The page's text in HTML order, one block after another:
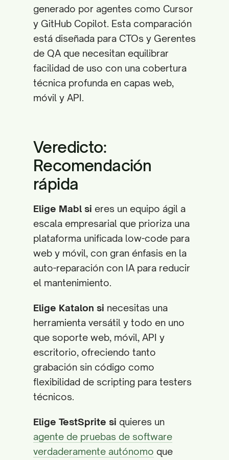
generado por agentes como Cursor
y GitHub Copilot. Esta comparación
está diseñada para CTOs y Gerentes
de QA que necesitan equilibrar
facilidad de uso con una cobertura
técnica profunda en capas web,
móvil y API.
Veredicto:
Recomendación
rápida
Elige Mabl si eres un equipo ágil a
escala empresarial que prioriza una
plataforma unificada low-code para
web y móvil, con gran énfasis en la
auto-reparación con IA para reducir
el mantenimiento.
Elige Katalon si necesitas una
herramienta versátil y todo en uno
que soporte web, móvil, API y
escritorio, ofreciendo tanto
grabación sin código como
flexibilidad de scripting para testers
técnicos.
Elige TestSprite si quieres un
agente de pruebas de software
verdaderamente autónomo que